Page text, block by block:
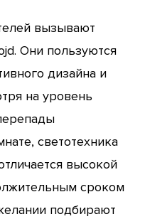
вызывают
Они пользуются
дизайна и
на уровень
светотехника
высокой
сроком
подбирают